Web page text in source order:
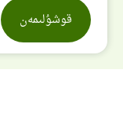
قوشۇلىمەن